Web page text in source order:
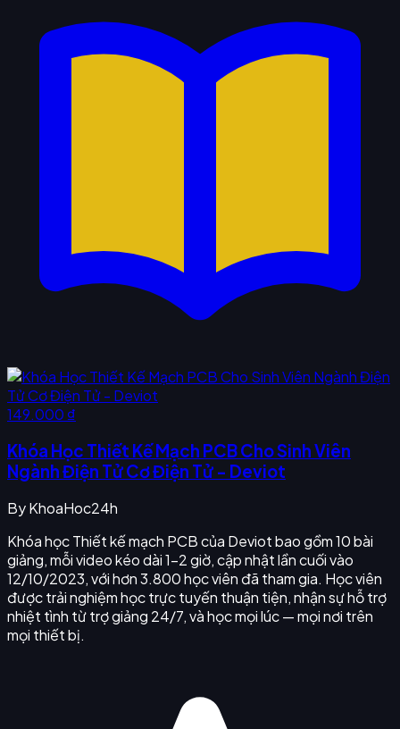
149.000 ₫
Khóa Học Thiết Kế Mạch PCB Cho Sinh Viên
Ngành Điện Tử Cơ Điện Tử - Deviot
ByKhoaHoc24h
Khóa học Thiết kế mạch PCB của Deviot bao gồm 10 bài
giảng, mỗi video kéo dài 1–2 giờ, cập nhật lần cuối vào
12/10/2023, với hơn 3.800 học viên đã tham gia. Học viên
được trải nghiệm học trực tuyến thuận tiện, nhận sự hỗ trợ
nhiệt tình từ trợ giảng 24/7, và học mọi lúc — mọi nơi trên
mọi thiết bị.